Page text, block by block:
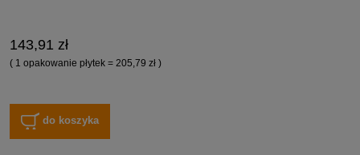
143,91 zł
( 1 opakowanie płytek = 205,79 zł )
do koszyka